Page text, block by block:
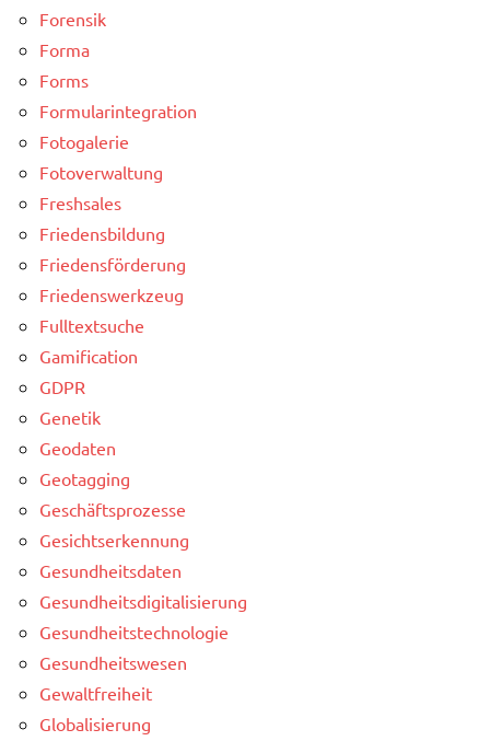
Forensik
Forma
Forms
Formularintegration
Fotogalerie
Fotoverwaltung
Freshsales
Friedensbildung
Friedensförderung
Friedenswerkzeug
Fulltextsuche
Gamification
GDPR
Genetik
Geodaten
Geotagging
Geschäftsprozesse
Gesichtserkennung
Gesundheitsdaten
Gesundheitsdigitalisierung
Gesundheitstechnologie
Gesundheitswesen
Gewaltfreiheit
Globalisierung